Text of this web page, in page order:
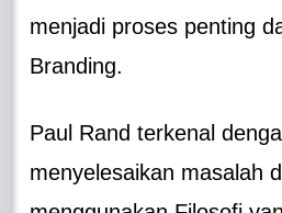
menjadi proses penting
Branding.
Paul Rand terkenal
menyelesaikan masalah